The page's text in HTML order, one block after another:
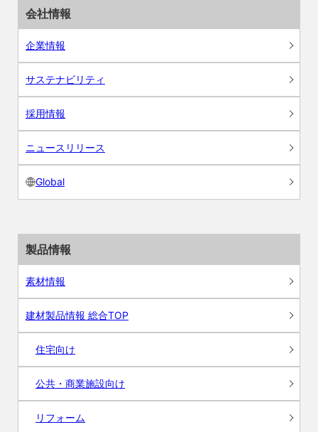
会社情報
企業情報
サステナビリティ
採用情報
ニュースリリース
Global
製品情報
素材情報
建材製品情報 総合TOP
住宅向け
公共・商業施設向け
リフォーム